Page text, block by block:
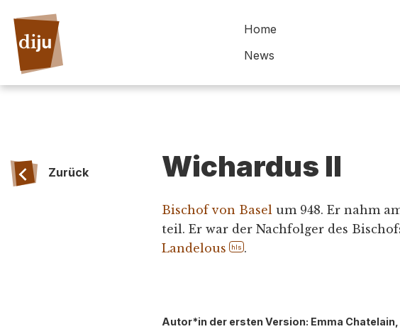
Home
News
Zurück Wichardus II
Bischof von Basel um 948. Er nahm
teil. Er war der Nachfolger des
Landelous
hls .
Autor*in der ersten Version: Emma Chatelain,